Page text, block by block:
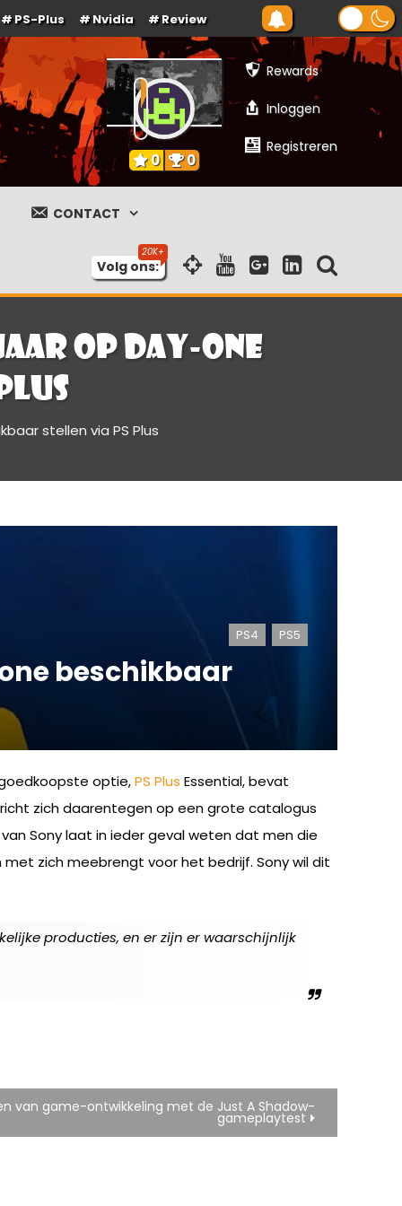
PS-Plus Nvidia Review
Rewards
Inloggen
Registreren
0 0
CONTACT
Volg ons:
op day-one
stellen via PS Plus
PS4 PS5
beschikbaar
optie,PS Plus Essential, bevat
zich daarentegen op een grote catalogus
Sony laat in ieder geval weten dat men die
zich meebrengt voor het bedrijf. Sony wil dit
producties, en er zijn er waarschijnlijk
van game-ontwikkeling met de Just A Shadow-
gameplaytest